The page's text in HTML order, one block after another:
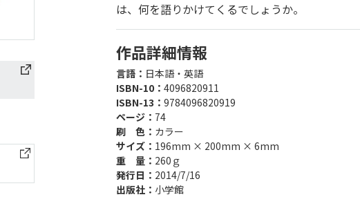
は、何を語りかけてくるでしょうか。
作品詳細情報
言語： 日本語・英語
ISBN-10： 4096820911
ISBN-13： 9784096820919
ページ： 74
刷 色： カラー
サイズ： 196mm × 200mm × 6mm
重 量： 260ｇ
発行日： 2014/7/16
出版社： 小学館